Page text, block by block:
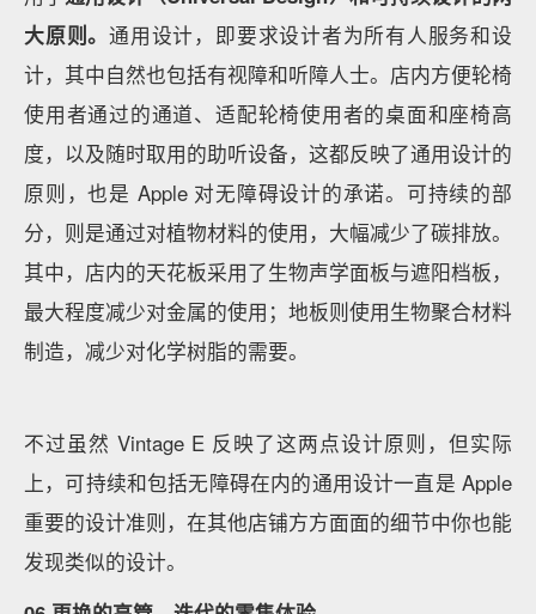
候，室内布局和设计都是高度相似的、统一的，但它又
可以是一份在地的礼物。
因其地理位置和建筑设计的独特性，Apple 许多不同城
市的零售店呈现出自己的不可复制性。
05 门店也分「型号」
就像是手机、电子产品会分不同的型号，Apple 零售店
也会以不同的等级、型号来区别，目前对外公布的能看
到有 Classic Upgrade、Vintage D、Vintage D.2，以及
Vintage，其中上海静安属于 Vintage D，即规格最大的
门店类型。Vintage D.2 则在规模大小和功能区域设置
上会略有不同。另外比较特殊的是 Vintage E。目前全
球仅有两家 Vintage E 的门店，其中一家就在温州。